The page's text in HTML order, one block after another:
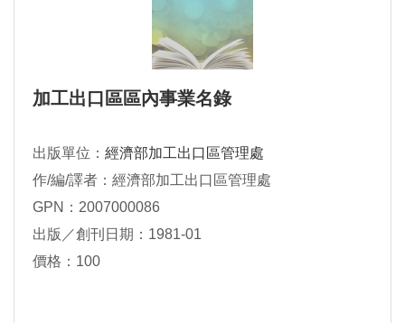
加工出口區區內事業名錄
出版單位： 經濟部加工出口區管理處
作/編/譯者：經濟部加工出口區管理處
GPN：2007000086
出版／創刊日期：1981-01
價格：100